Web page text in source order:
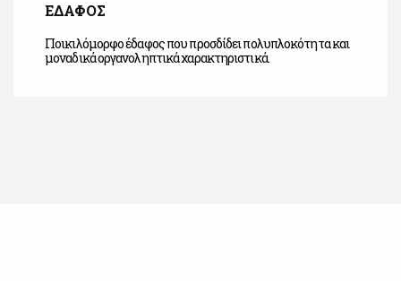
ΕΔΑΦΟΣ
Ποικιλόμορφο έδαφος που προσδίδει πολυπλοκότητα και
μοναδικά οργανοληπτικά χαρακτηριστικά.